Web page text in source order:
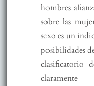
hombres
sobre las
sexo es un
posibilidades
clasificatorio